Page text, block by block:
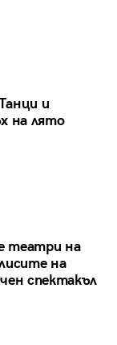
и
на лято
театри на
на
спектакъл